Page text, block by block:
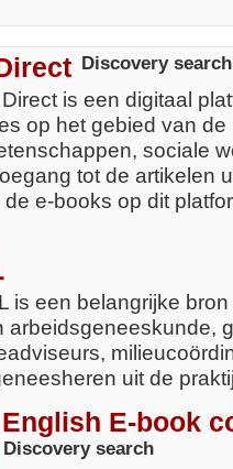
Discovery search
is een digitaal
op het gebied van
sociale
tot de artikelen
de e-books op dit
is een belangrijke
arbeidsgeneeskunde,
uit de
E-book
Discovery search